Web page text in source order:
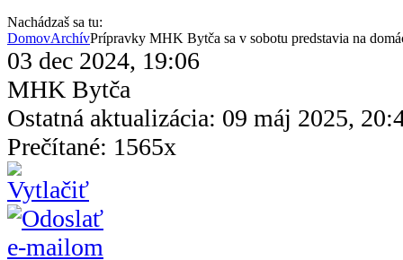
Nachádzaš sa tu:
DomovArchívPrípravky MHK Bytča sa v sobotu predstavia na
03 dec 2024, 19:06
MHK Bytča
Ostatná aktualizácia: 09 máj 2025,
Prečítané: 1565x